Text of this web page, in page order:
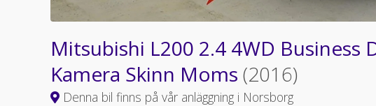
Mitsubishi L200 2.4 4WD Business
Kamera Skinn Moms (2016)
Denna bil finns på vår anläggning i Norsborg